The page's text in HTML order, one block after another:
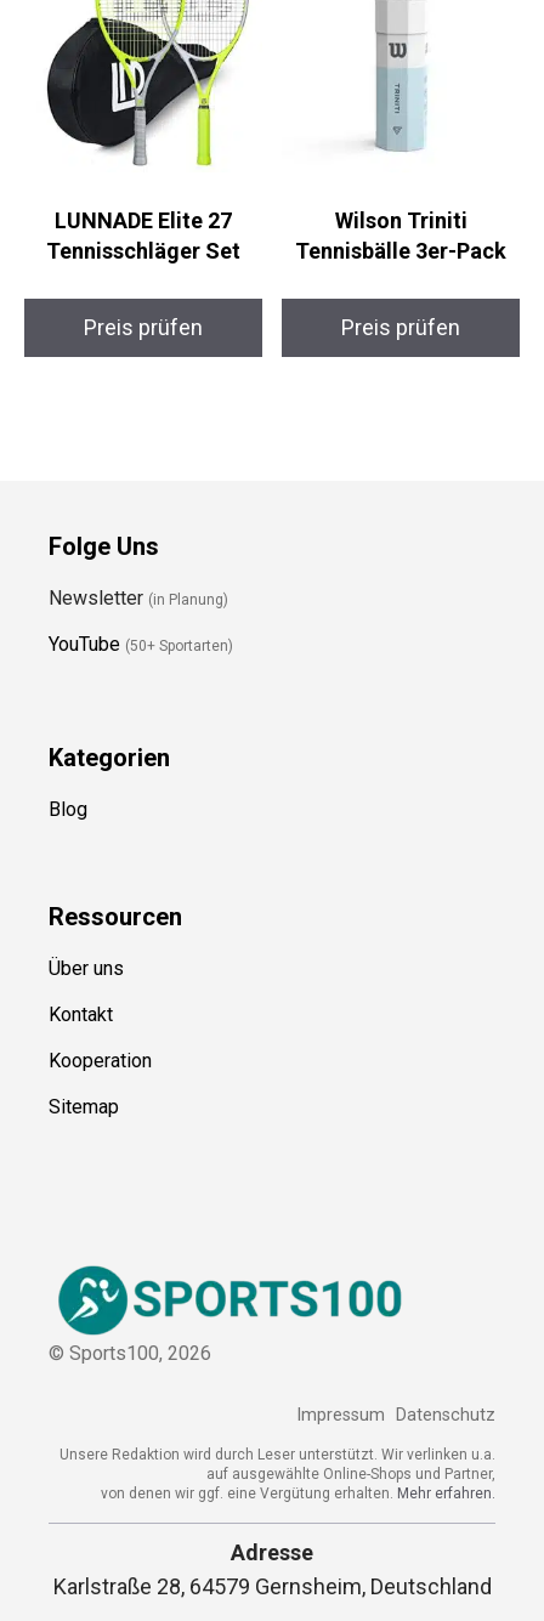
LUNNADE Elite 27
Tennisschläger Set
Preis prüfen
Wilson Triniti
Tennisbälle 3er-Pack
Preis prüfen
Folge Uns
Newsletter (in Planung)
YouTube (50+ Sportarten)
Kategorien
Blog
Ressourcen
Über uns
Kontakt
Kooperation
Sitemap
© Sports100, 2026
Impressum Datenschutz
Unsere Redaktion wird durch Leser unterstützt. Wir verlinken u.a.
auf ausgewählte Online-Shops und Partner,
von denen wir ggf. eine Vergütung erhalten. Mehr erfahren.
Adresse
Karlstraße 28, 64579 Gernsheim, Deutschland